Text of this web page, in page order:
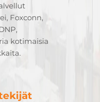
Foxconn,
kotimaisia